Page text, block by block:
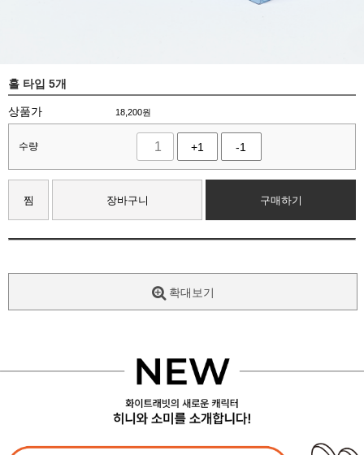
홀 타입 5개
상품가 18,200원
수량 +1 -1
찜 장바구니 구매하기
확대보기